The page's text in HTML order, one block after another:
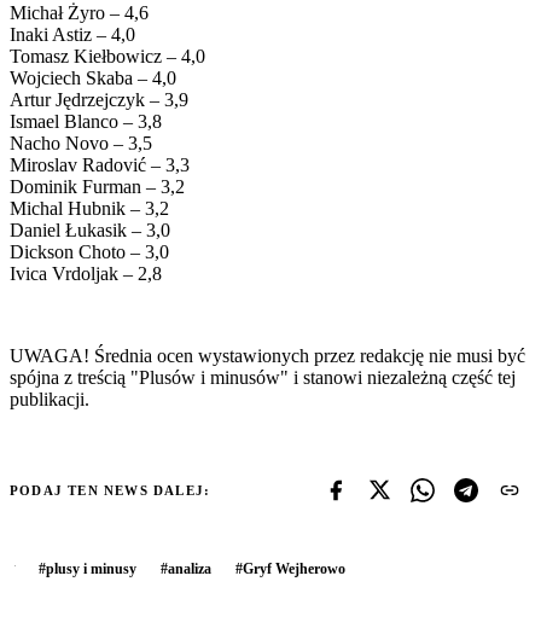
Michał Żyro – 4,6
Inaki Astiz – 4,0
Tomasz Kiełbowicz – 4,0
Wojciech Skaba – 4,0
Artur Jędrzejczyk – 3,9
Ismael Blanco – 3,8
Nacho Novo – 3,5
Miroslav Radović – 3,3
Dominik Furman – 3,2
Michal Hubnik – 3,2
Daniel Łukasik – 3,0
Dickson Choto – 3,0
Ivica Vrdoljak – 2,8
UWAGA! Średnia ocen wystawionych przez redakcję nie musi być
spójna z treścią "Plusów i minusów" i stanowi niezależną część tej
publikacji.
PODAJ TEN NEWS DALEJ:
#plusy i minusy #analiza #Gryf Wejherowo